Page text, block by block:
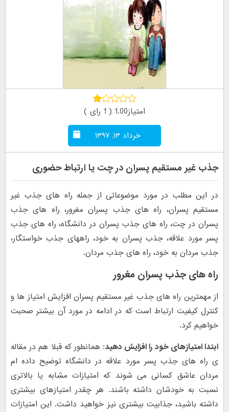
امتیاز1.00 ( 1 رای )
خرداد ۱۳, ۱۳۹۷
جذب غیر مستقیم پسران در چت یا ارتباط حضوری
در این مطلب در مورد موضوعاتی از جمله راه های جذب غیر
مستقیم پسران، راه های جذب پسران مغرور، راه های جذب
پسران در چت، راه های جذب پسران در دانشگاه، راه های جذب
پسر مورد علاقه، جذب پسران به خود، راههای جذب خواستگار،
جذب مردان به خود، راه های جذب مردان.
راه های جذب پسران مغرور
از مهمترین راه های جذب غیر مستقیم پسران افزایش امتیاز ها و
کنترل کیفیت ارتباط است که در ادامه در مورد آن بیشتر صحبت
خواهیم کرد.
ابتدا امتیازهای خود را افزایش دهید: همانطور که قبلا هم در مقاله
ی راه های جذب پسر مورد علاقه در دانشگاه توضیح داده ام
مردان عاشق کسانی می شوند که امتیازات مشابه یا بالاتری
نسبت به خودشان داشته باشند. هر چقدر امتیازهای بیشتری
داشته باشید، جذابیت بیشتری نیز خواهید داشت. این امتیازات